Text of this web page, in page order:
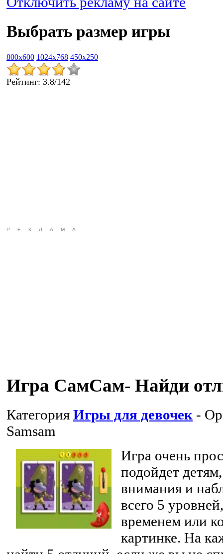
Выбрать размер игры
800x600 1024x768 450x250
Рейтинг: 3.8/142
РЕКЛАМА
Игра СамСам- Найди
Категория Игры для девочек -
Samsam
Игра очень
подойдет
внимания и
всего 5
временем или
картинке. На